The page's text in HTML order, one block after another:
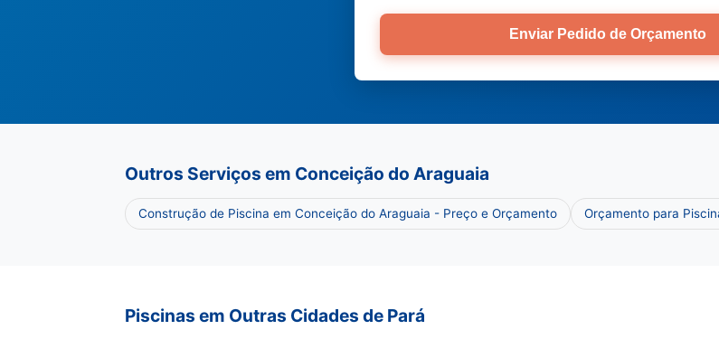
Enviar Pedido de Orçamento
Outros Serviços em Conceição do Araguaia
Construção de Piscina em Conceição do Araguaia - Preço e Orçamento Orçamento para
Piscinas em Outras Cidades de Pará